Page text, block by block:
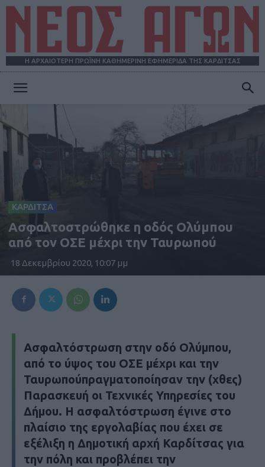
Η ΑΡΧΑΙΟΤΕΡΗ ΠΡΩΪΝΗ ΚΑΘΗΜΕΡΙΝΗ ΕΦΗΜΕΡΙΔΑ ΤΗΣ ΚΑΡΔΙΤΣΑΣ
ΑΓΩΝ
ΚΑΡΔΙΤΣΑ
Ασφαλτοστρώθηκε η οδός Ολύμπου
από τον ΟΣΕ μέχρι την Ταυρωπού
18 Δεκεμβρίου 2020, 10:07 μμ
Ασφαλτόστρωση στην οδό Ολύμπου,
από το ύψος του ΟΣΕ μέχρι και την
Ταυρωπούπραγματοποίησαν την (χθες)
Παρασκευή οι Τεχνικές Υπηρεσίες του
Δήμου. Η ασφαλτόστρωση έγινε στο
πλαίσιο της εργολαβίας που έχει σε
εξέλιξη η Δημοτική αρχή Καρδίτσας για
την πόλη και προβλέπει την